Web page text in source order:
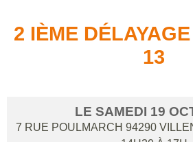
2 IÈME
13
LE SAMEDI 19
7 RUE POULMARCH 94290